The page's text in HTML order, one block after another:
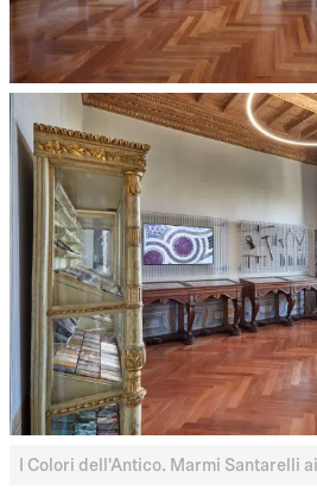
I Colori dell'Antico. Marmi Santarelli